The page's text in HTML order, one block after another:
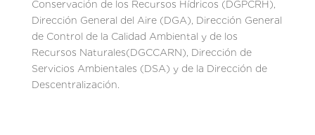
Conservación de los Recursos Hídricos (DGPCRH),
Dirección General del Aire (DGA), Dirección General
de Control de la Calidad Ambiental y de los
Recursos Naturales(DGCCARN), Dirección de
Servicios Ambientales (DSA) y de la Dirección de
Descentralización.